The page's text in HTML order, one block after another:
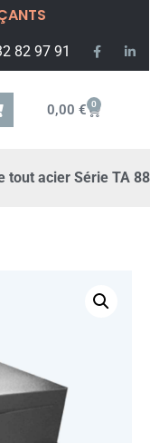
82 97 91
0,00 € 0
tout acier Série TA 88